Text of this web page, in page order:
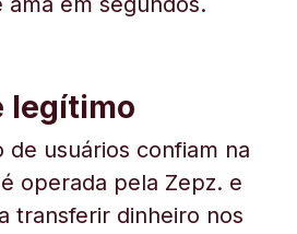
legítimo
de usuários confiam na
operada pela Zepz. e
transferir dinheiro nos